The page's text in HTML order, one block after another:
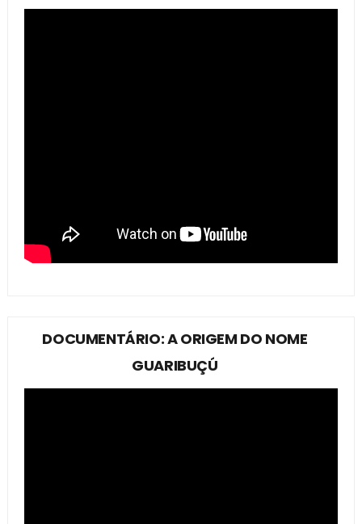
DOCUMENTÁRIO: A ORIGEM DO NOME
GUARIBUÇÚ